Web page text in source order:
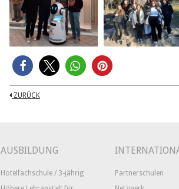
ZURÜCK
AUSBILDUNG
Hotelfachschule / 3-jährig
Partnerschulen